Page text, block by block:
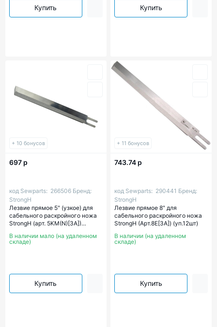
Купить Купить
+ 10 бонусов
697 р
код Sewparts: 266506 Бренд:
StrongH
Лезвие прямое 5" (узкое) для
сабельного раскройного ножа
StrongH (арт. 5KM(N)[3A])
В наличии мало (на удаленном
складе)
Купить
+ 11 бонусов
743.74 р
код Sewparts: 290441 Бренд:
StrongH
Лезвие прямое 8" для
сабельного раскройного ножа
StrongH (Арт.8E[3A]) (уп.12шт)
В наличии (на удаленном
складе)
Купить